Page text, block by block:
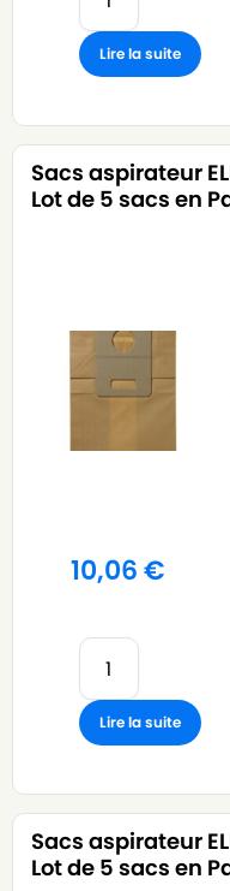
Lire la suite
Sacs aspirateur
Lot de 5 sacs en
10,06€
Lire la suite
Sacs aspirateur
Lot de 5 sacs en